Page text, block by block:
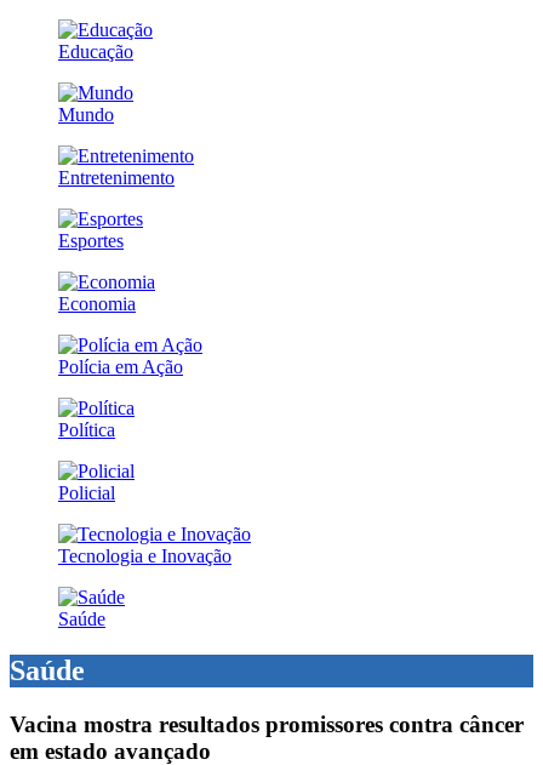
Educação
Mundo
Entretenimento
Esportes
Economia
Polícia em Ação
Política
Policial
Tecnologia e Inovação
Saúde
Saúde
Vacina mostra resultados promissores contra câncer
em estado avançado